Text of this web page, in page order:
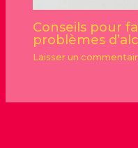
Conseils pour
problèmes
Laisser un